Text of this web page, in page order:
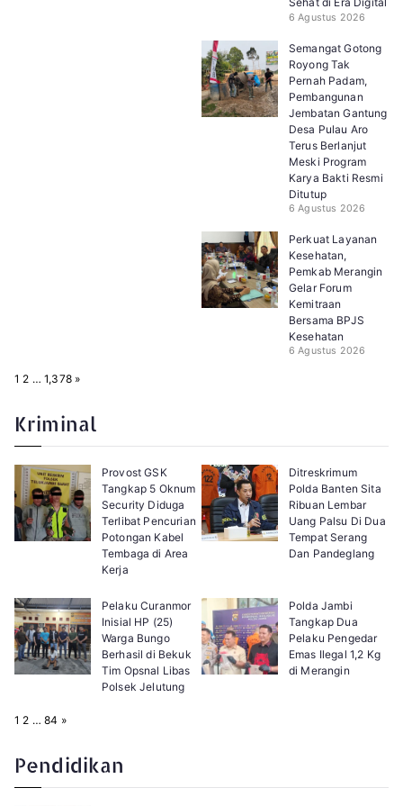
6 Agustus 2026
Semangat Gotong
Royong Tak
Pernah Padam,
Pembangunan
Jembatan Gantung
Desa Pulau Aro
Terus Berlanjut
Meski Program
Karya Bakti Resmi
Ditutup
6 Agustus 2026
Perkuat Layanan
Kesehatan,
Pemkab Merangin
Gelar Forum
Kemitraan
Bersama BPJS
Kesehatan
6 Agustus 2026
P
:
1 2 … 1,378 N
»
Kriminal
Provost GSK
Tangkap 5 Oknum
Security Diduga
Terlibat Pencurian
Potongan Kabel
Tembaga di Area
Kerja
Ditreskrimum
Polda Banten Sita
Ribuan Lembar
Uang Palsu Di Dua
Tempat Serang
Dan Pandeglang
Pelaku Curanmor
Inisial HP (25)
Warga Bungo
Berhasil di Bekuk
Tim Opsnal Libas
Polsek Jelutung
Polda Jambi
Tangkap Dua
Pelaku Pengedar
Emas Ilegal 1,2 Kg
di Merangin
P
:
1 2 … 84 N
»
Pendidikan